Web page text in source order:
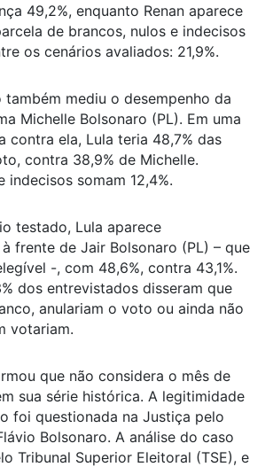
49,2%, enquanto Renan aparece
de brancos, nulos e indecisos
os cenários avaliados: 21,9%.
também mediu o desempenho da
Michelle Bolsonaro (PL). Em uma
contra ela, Lula teria 48,7% das
contra 38,9% de Michelle.
indecisos somam 12,4%.
testado, Lula aparece
frente de Jair Bolsonaro (PL) – que
-, com 48,6%, contra 43,1%.
dos entrevistados disseram que
anulariam o voto ou ainda não
votariam.
que não considera o mês de
sua série histórica. A legitimidade
foi questionada na Justiça pelo
Bolsonaro. A análise do caso
Tribunal Superior Eleitoral (TSE), e